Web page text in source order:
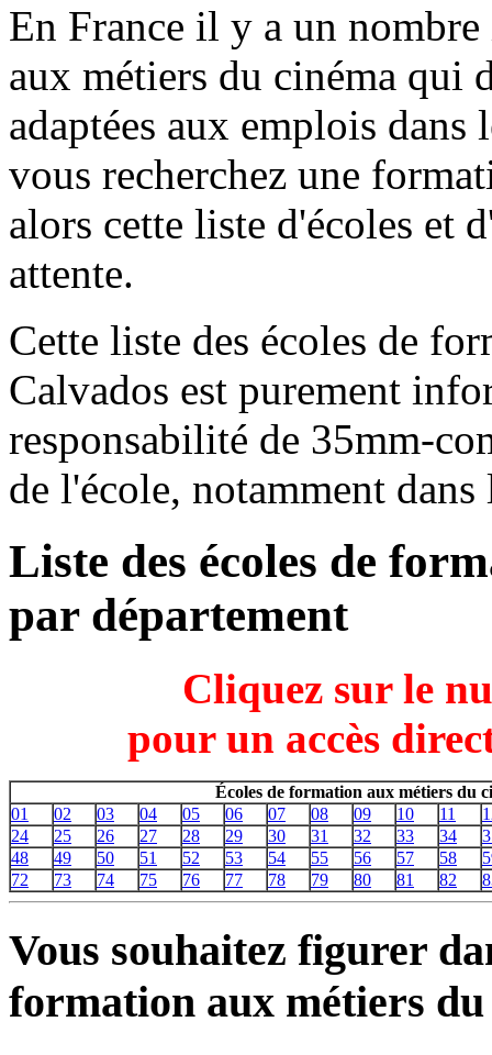
En France il y a un
aux métiers du cinéma qui
adaptées aux emplois
vous recherchez une
alors cette liste d'écoles et
attente.
Cette liste des écoles de
Calvados est purement
responsabilité de 35mm-
de l'école, notamment
Liste des écoles de
par département
Cliquez sur le
pour un accès
Écoles de formation aux métiers du
01
02 03 04 05 06 07 08 09 10 11
24
25 26 27 28 29 30 31 32 33 34
48
49 50 51 52 53 54 55 56 57 58
72
73 74 75 76 77 78 79 80 81 82
Vous souhaitez figurer
formation aux métiers du